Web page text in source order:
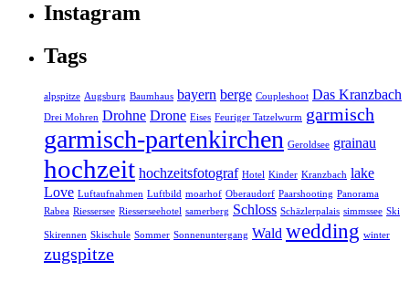
Instagram
Tags
alpspitze Augsburg Baumhaus bayern berge Coupleshoot Das Kranzbach
Drei Mohren Drohne Drone Eises Feuriger Tatzelwurm garmisch
garmisch-partenkirchen Geroldsee grainau
hochzeit hochzeitsfotograf Hotel Kinder Kranzbach lake
Love Luftaufnahmen Luftbild moarhof Oberaudorf Paarshooting Panorama
Rabea Riessersee Riesserseehotel samerberg Schloss Schäzlerpalais simmssee Ski
Skirennen Skischule Sommer Sonnenuntergang Wald wedding winter
zugspitze